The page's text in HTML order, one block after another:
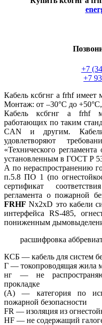
+7
+7
Кабель ксбгнг а frhf
Монтаж: от –30°С до
Кабель ксбгнг а frhf
работающих по таким
CAN и другим.
удовлетворяют
«Технического
установленным в ГОСТ Р
А по нераспространению
п.5.8 ПО 1 (по
сертификат
регламента о пожарной
FRHF Nx2xD это кабели
интерфейса RS-485,
пониженным
расшифровка
КСБ — кабель для систем
Г — токопроводящая жила
нг — не
прокладке
(А) — категория по
пожарной безопасности
FR — изоляция из
HF — не содержащий